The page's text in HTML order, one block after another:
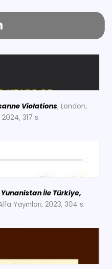
Violations, London,
317 s.
Yunanistan İle Türkiye,
Yayınları, 2023, 304 s.